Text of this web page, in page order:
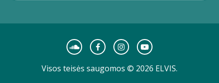
Visos teisės saugomos © 2026 ELVIS.